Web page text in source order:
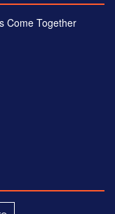
Come Together